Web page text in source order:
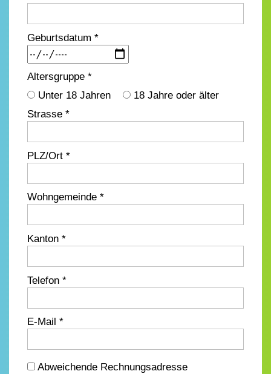
Geburtsdatum *
Altersgruppe *
Unter 18 Jahren
18 Jahre oder älter
Strasse *
PLZ/Ort *
Wohngemeinde *
Kanton *
Telefon *
E-Mail *
Abweichende Rechnungsadresse